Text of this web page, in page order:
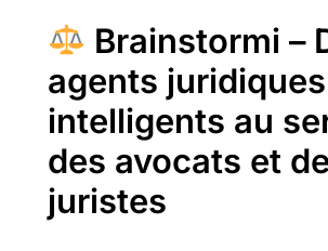
Brainstormi –
agents juridiques
intelligents au
des avocats et
juristes